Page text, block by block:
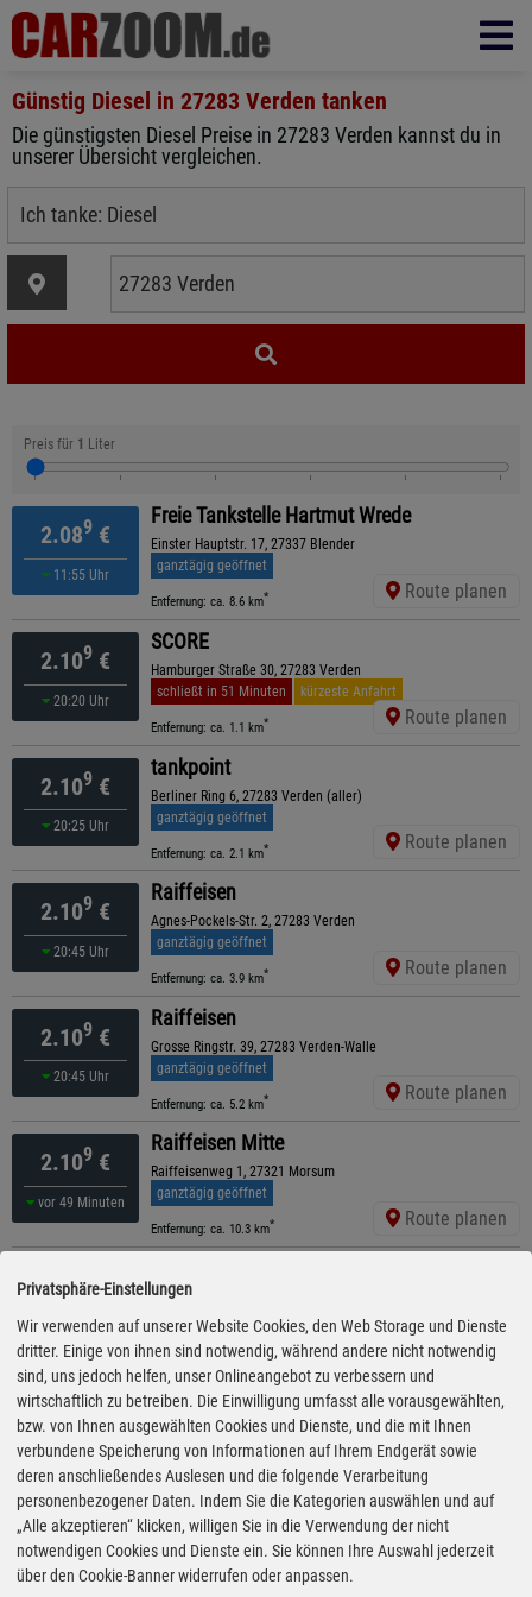
Günstig Diesel in 27283 Verden tanken
Die günstigsten Diesel Preise in 27283 Verden kannst du in
unserer Übersicht vergleichen.
Preis für 1 Liter
2.089 €
11:55 Uhr
Freie Tankstelle Hartmut Wrede
Einster Hauptstr. 17, 27337 Blender
ganztägig geöffnet
Entfernung: ca. 8.6 km* Route planen
2.109 €
20:20 Uhr
SCORE
Hamburger Straße 30, 27283 Verden
schließt in 51 Minuten
kürzeste Anfahrt
Entfernung: ca. 1.1 km* Route planen
2.109 €
20:25 Uhr
tankpoint
Berliner Ring 6, 27283 Verden (aller)
ganztägig geöffnet
Entfernung: ca. 2.1 km* Route planen
2.109 €
20:45 Uhr
Raiffeisen
Agnes-Pockels-Str. 2, 27283 Verden
ganztägig geöffnet
Entfernung: ca. 3.9 km* Route planen
2.109 €
20:45 Uhr
Raiffeisen
Grosse Ringstr. 39, 27283 Verden-Walle
ganztägig geöffnet
Entfernung: ca. 5.2 km* Route planen
2.109 €
vor 49 Minuten
Raiffeisen Mitte
Raiffeisenweg 1, 27321 Morsum
ganztägig geöffnet
Entfernung: ca. 10.3 km* Route planen
2.109€
20:20 Uhr
Verdener Str. 217, 28832 Achim
schließt in 51 Minuten
Entfernung: ca. 11.8 km* Route planen
2.159€
19:10 Uhr
ARAL
Nienburger Straße 1, 27283 Verden
ganztägig geöffnet
Entfernung: ca. 2.1 km * Route planen
2.699€
16:05 Uhr
ARAL
A 27, 27299 Langwedel
ganztägig geöffnet
Privatsphäre-Einstellungen
Wir verwenden auf unserer Website Cookies, den Web Storage und Dienste
dritter. Einige von ihnen sind notwendig, während andere nicht notwendig
sind, uns jedoch helfen, unser Onlineangebot zu verbessern und
wirtschaftlich zu betreiben. Die Einwilligung umfasst alle vorausgewählten,
bzw. von Ihnen ausgewählten Cookies und Dienste, und die mit Ihnen
verbundene Speicherung von Informationen auf Ihrem Endgerät sowie
deren anschließendes Auslesen und die folgende Verarbeitung
personenbezogener Daten. Indem Sie die Kategorien auswählen und auf
„Alle akzeptieren“ klicken, willigen Sie in die Verwendung der nicht
notwendigen Cookies und Dienste ein. Sie können Ihre Auswahl jederzeit
über den Cookie-Banner widerrufen oder anpassen.